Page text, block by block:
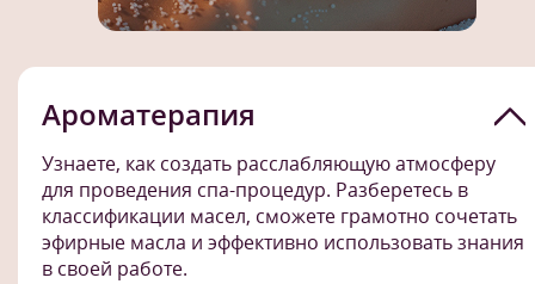
Ароматерапия
Узнаете, как создать расслабляющую атмосферу
для проведения спа-процедур. Разберетесь в
классификации масел, сможете грамотно сочетать
эфирные масла и эффективно использовать знания
в своей работе.